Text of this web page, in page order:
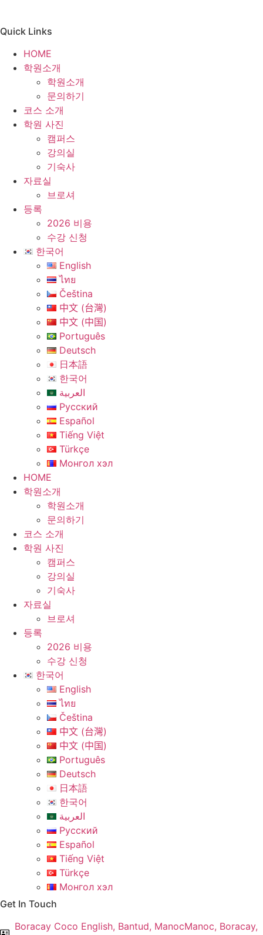
Quick Links
HOME
학원소개
학원소개
문의하기
코스 소개
학원 사진
캠퍼스
강의실
기숙사
자료실
브로셔
등록
2026 비용
수강 신청
한국어
English
ไทย
Čeština
中文 (台灣)
中文 (中国)
Português
Deutsch
日本語
한국어
العربية
Русский
Español
Tiếng Việt
Türkçe
Монгол хэл
HOME
학원소개
학원소개
문의하기
코스 소개
학원 사진
캠퍼스
강의실
기숙사
자료실
브로셔
등록
2026 비용
수강 신청
한국어
English
ไทย
Čeština
中文 (台灣)
中文 (中国)
Português
Deutsch
日本語
한국어
العربية
Русский
Español
Tiếng Việt
Türkçe
Монгол хэл
Get In Touch
Boracay Coco English, Bantud, ManocManoc, Boracay,